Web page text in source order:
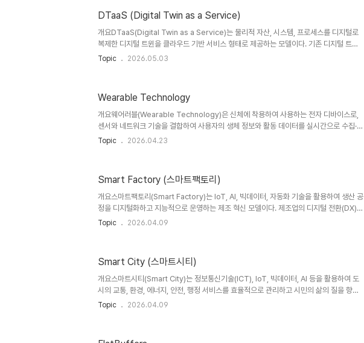
하며, 시스템 크기를 획기적으로 줄일 수 있다.2. 특징항목설명영향고집적 설계다양한 기능
을 하나의 칩에 통합소형화저전력 소비내부 통신 최적..
DTaaS (Digital Twin as a Service)
개요DTaaS(Digital Twin as a Service)는 물리적 자산, 시스템, 프로세스를 디지털로
복제한 디지털 트윈을 클라우드 기반 서비스 형태로 제공하는 모델이다. 기존 디지털 트윈
이 개별 구축 중심이었다면, DTaaS는 SaaS 방식으로 확장되어 기업이 별도의 인프라 구
간으로 디지털 공간에 반영하고, 이를 서비스 형태로 제공하는 클라우드 기반 아키텍처이
다. 사용자는 API 또는 대시보드를 통해 디지털 트윈을 생성, 운영,..
Topic 2026.05.03
Wearable Technology
개요웨어러블(Wearable Technology)은 신체에 착용하여 사용하는 전자 디바이스로,
센서와 네트워크 기술을 결합하여 사용자의 생체 정보와 활동 데이터를 실시간으로 수집·분
석하는 기술이다. 스마트워치, 피트니스 트래커, AR 글래스 등 다양한 형태로 발전하며 헬
념으로, 개인화된 데이터 기반 서비스 구현이 핵심 목적이다.2. 특징구분설명비교 요소착용
성신체에 직접 부착모바일 대비 휴대성 ↑실시간 데이터생체/활동 데이터 수집기존..
Topic 2026.04.23
Smart Factory (스마트팩토리)
개요스마트팩토리(Smart Factory)는 IoT, AI, 빅데이터, 자동화 기술을 활용하여 생산 공
정을 디지털화하고 지능적으로 운영하는 제조 혁신 모델이다. 제조업의 디지털 전환(DX)을
대표하는 개념으로, 생산성 향상과 품질 개선, 비용 절감을 동시에 달성할 수 있다. 특히
율 제어가 가능하다는 점이 특징이다.센서와 네트워크를 통해 수집된 데이터를 기반으로 설
비 상태를 예측하고, 공정 효율을 개선하며, 불량을 최소화하는 것이 주..
Topic 2026.04.09
Smart City (스마트시티)
개요스마트시티(Smart City)는 정보통신기술(ICT), IoT, 빅데이터, AI 등을 활용하여 도
시의 교통, 환경, 에너지, 안전, 행정 서비스를 효율적으로 관리하고 시민의 삶의 질을 향상
시키는 도시 모델이다. 글로벌 시장조사 기관 IDC에 따르면 스마트시티 시장은 지속적으로
Topic 2026.04.09